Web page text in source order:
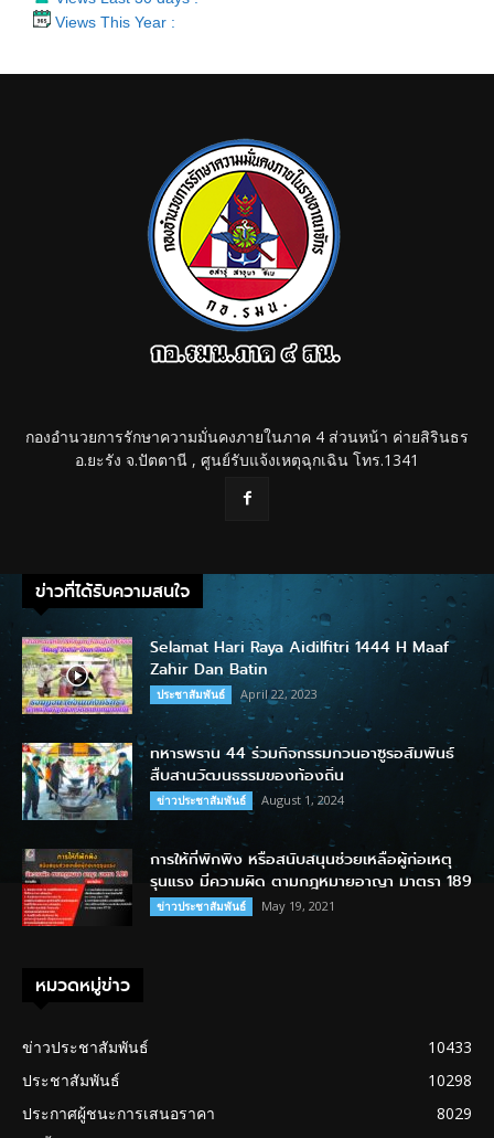
Views This Year :
กองอำนวยการรักษาความมั่นคงภายในภาค 4 ส่วนหน้า ค่ายสิรินธร
อ.ยะรัง จ.ปัตตานี , ศูนย์รับแจ้งเหตุฉุกเฉิน โทร.1341
ข่าวที่ได้รับความสนใจ
Selamat Hari Raya Aidilfitri 1444 H Maaf
Zahir Dan Batin
ประชาสัมพันธ์ April 22, 2023
ทหารพราน 44 ร่วมกิจกรรมกวนอาซูรอสัมพันธ์
สืบสานวัฒนธรรมของท้องถิ่น
ข่าวประชาสัมพันธ์ August 1, 2024
การให้ที่พักพิง หรือสนับสนุนช่วยเหลือผู้ก่อเหตุ
รุนแรง มีความผิด ตามกฎหมายอาญา มาตรา 189
ข่าวประชาสัมพันธ์ May 19, 2021
หมวดหมู่ข่าว
ข่าวประชาสัมพันธ์
10433
ประชาสัมพันธ์
10298
ประกาศผู้ชนะการเสนอราคา
8029